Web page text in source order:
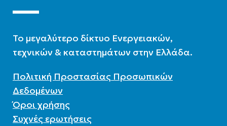
ΣΥΛΛΈΚΤΗΣ
To μεγαλύτερο δίκτυο Ενεργειακών,
τεχνικών & καταστημάτων στην Ελλάδα.
Πολιτική Προστασίας Προσωπικών
Δεδομένων
Όροι χρήσης
Συχνές ερωτήσεις